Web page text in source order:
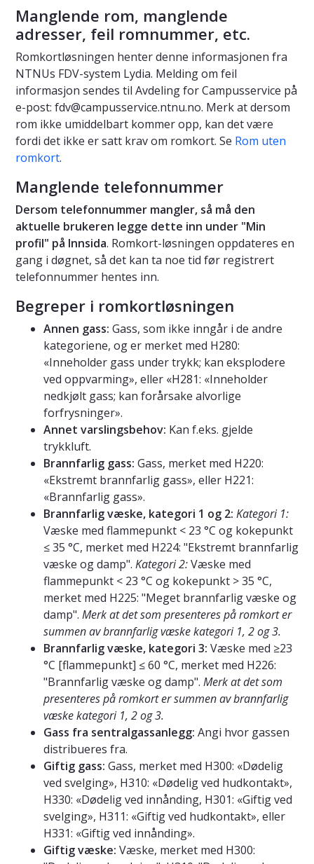
Manglende rom, manglende
adresser, feil romnummer, etc.
Romkortløsningen henter denne informasjonen fra
NTNUs FDV-system Lydia. Melding om feil
informasjon sendes til Avdeling for Campusservice på
e-post: fdv@campusservice.ntnu.no. Merk at dersom
rom ikke umiddelbart kommer opp, kan det være
fordi det ikke er satt krav om romkort. Se Rom uten
romkort.
Manglende telefonnummer
Dersom telefonnummer mangler, så må den
aktuelle brukeren legge dette inn under "Min
profil" på Innsida. Romkort-løsningen oppdateres en
gang i døgnet, så det kan ta noe tid før registrert
telefonnummer hentes inn.
Begreper i romkortløsningen
Annen gass: Gass, som ikke inngår i de andre
kategoriene, og er merket med H280:
«Inneholder gass under trykk; kan eksplodere
ved oppvarming», eller «H281: «Inneholder
nedkjølt gass; kan forårsake alvorlige
forfrysninger».
Annet varslingsbehov: Kan f.eks. gjelde
trykkluft.
Brannfarlig gass: Gass, merket med H220:
«Ekstremt brannfarlig gass», eller H221:
«Brannfarlig gass».
Brannfarlig væske, kategori 1 og 2: Kategori 1:
Væske med flammepunkt < 23 °C og kokepunkt
≤ 35 °C, merket med H224: "Ekstremt brannfarlig
væske og damp". Kategori 2:Væske med
flammepunkt < 23 °C og kokepunkt > 35 °C,
merket med H225: "Meget brannfarlig væske og
damp". Merk at det som presenteres på romkort er
summen av brannfarlig væske kategori 1, 2 og 3.
Brannfarlig væske, kategori 3: Væske med ≥23
°C [flammepunkt] ≤ 60 °C, merket med H226:
"Brannfarlig væske og damp". Merk at det som
presenteres på romkort er summen av brannfarlig
væske kategori 1, 2 og 3.
Gass fra sentralgassanlegg: Angi hvor gassen
distribueres fra.
Giftig gass: Gass, merket med H300: «Dødelig
ved svelging», H310: «Dødelig ved hudkontakt»,
H330: «Dødelig ved innånding, H301: «Giftig ved
svelging», H311: «Giftig ved hudkontakt», eller
H331: «Giftig ved innånding».
Giftig væske: Væske, merket med H300: